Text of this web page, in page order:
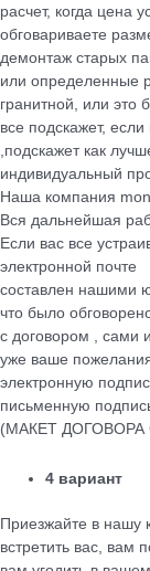
расчет, когда цена
обговариваете
демонтаж старых
или определенные
гранитной, или это
все подскажет,
,подскажет как
индивидуальный
Наша компания
Вся дальнейшая
Если вас все
электронной почте
cоставлен нашими
что было
с договором , сами
уже ваше
электронную
письменную
(МАКЕТ
4 вариант
Приезжайте в
встретить вас,